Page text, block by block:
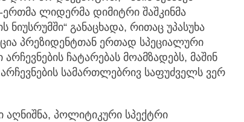
ლიდერმა დიმიტრი შაშკინმა
ნიუსრუმში“ განაცხადა, რითაც უპასუხა
პრეზიდენტთან ერთად სპეციალური
ჩატარებას მოამზადებს, მაშინ
სამართლებრივ საფუძველს ვერ
აღნიშნა, პოლიტიკური სპექტრი